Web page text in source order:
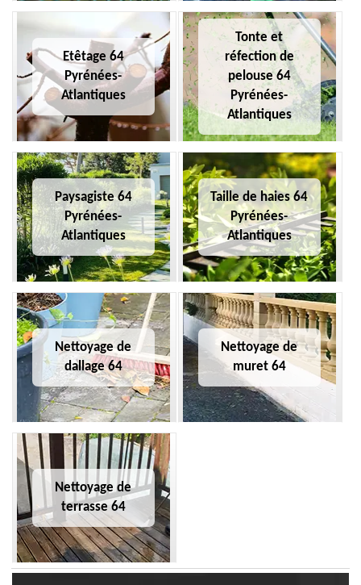
Etêtage 64
Pyrénées-
Atlantiques
Tonte et
réfection de
pelouse 64
Pyrénées-
Atlantiques
Paysagiste 64
Pyrénées-
Atlantiques
Taille de haies 64
Pyrénées-
Atlantiques
Nettoyage de
dallage 64
Nettoyage de
muret 64
Nettoyage de
terrasse 64